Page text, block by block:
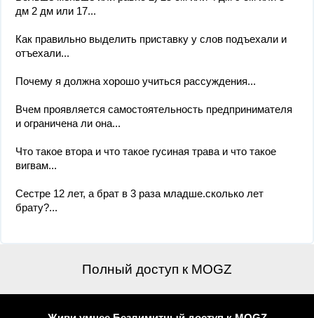
дм 2 дм или 17...
Как правильно выделить приставку у слов подъехали и
отъехали...
Почему я должна хорошо учиться рассуждения...
Вчем проявляется самостоятельность предпринимателя
и ограничена ли она...
Что такое втора и что такое гусиная трава и что такое
вигвам...
Сестре 12 лет, а брат в 3 раза младше.сколько лет
брату?...
Полный доступ к MOGZ